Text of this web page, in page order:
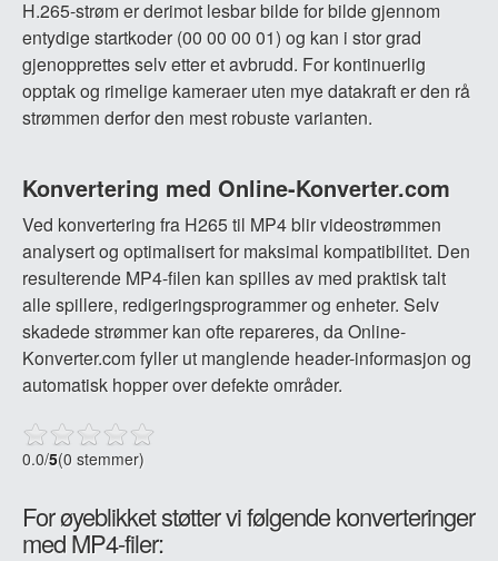
H.265-strøm er derimot lesbar bilde for bilde gjennom
entydige startkoder (00 00 00 01) og kan i stor grad
gjenopprettes selv etter et avbrudd. For kontinuerlig
opptak og rimelige kameraer uten mye datakraft er den rå
strømmen derfor den mest robuste varianten.
Konvertering med Online-Konverter.com
Ved konvertering fra H265 til MP4 blir videostrømmen
analysert og optimalisert for maksimal kompatibilitet. Den
resulterende MP4-filen kan spilles av med praktisk talt
alle spillere, redigeringsprogrammer og enheter. Selv
skadede strømmer kan ofte repareres, da Online-
Konverter.com fyller ut manglende header-informasjon og
automatisk hopper over defekte områder.
0.0/5(0 stemmer)
For øyeblikket støtter vi følgende konverteringer
med MP4-filer: